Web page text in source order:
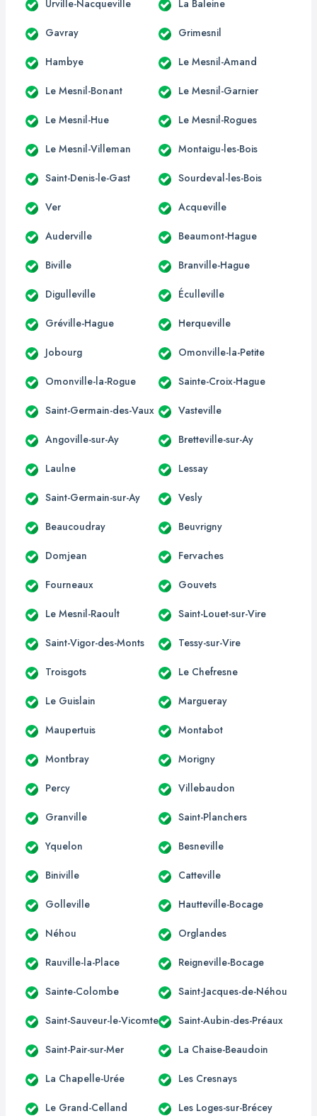
Urville-Nacqueville La Baleine
Gavray Grimesnil
Hambye Le Mesnil-Amand
Le Mesnil-Bonant Le Mesnil-Garnier
Le Mesnil-Hue Le Mesnil-Rogues
Le Mesnil-Villeman Montaigu-les-Bois
Saint-Denis-le-Gast Sourdeval-les-Bois
Ver Acqueville
Auderville Beaumont-Hague
Biville Branville-Hague
Digulleville Éculleville
Gréville-Hague Herqueville
Jobourg Omonville-la-Petite
Omonville-la-Rogue Sainte-Croix-Hague
Saint-Germain-des-Vaux Vasteville
Angoville-sur-Ay Bretteville-sur-Ay
Laulne Lessay
Saint-Germain-sur-Ay Vesly
Beaucoudray Beuvrigny
Domjean Fervaches
Fourneaux Gouvets
Le Mesnil-Raoult Saint-Louet-sur-Vire
Saint-Vigor-des-Monts Tessy-sur-Vire
Troisgots Le Chefresne
Le Guislain Margueray
Maupertuis Montabot
Montbray Morigny
Percy Villebaudon
Granville Saint-Planchers
Yquelon Besneville
Biniville Catteville
Golleville Hautteville-Bocage
Néhou Orglandes
Rauville-la-Place Reigneville-Bocage
Sainte-Colombe Saint-Jacques-de-Néhou
Saint-Sauveur-le-Vicomte Saint-Aubin-des-Préaux
Saint-Pair-sur-Mer La Chaise-Beaudoin
La Chapelle-Urée Les Cresnays
Le Grand-Celland Les Loges-sur-Brécey